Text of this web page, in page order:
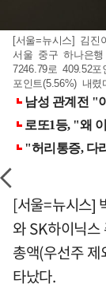
[서울=뉴시스] 김
서울 중구 하나은
7246.79로 409.52
포인트(5.56%) 내렸
[서울=뉴시스]
와 SK하이닉
총액(우선주
타났다.